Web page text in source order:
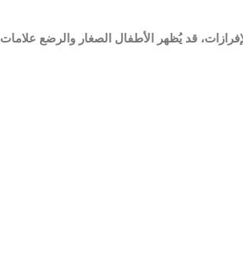
قد يُظهر الأطفال الصغار والرضع علامات